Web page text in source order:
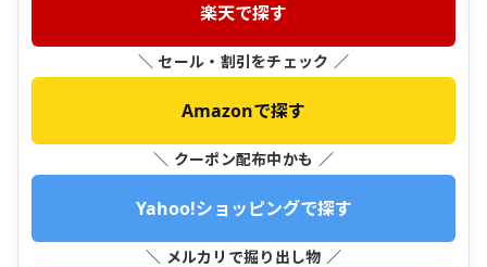
楽天で探す
＼ セール・割引をチェック ／
Amazonで探す
＼ クーポン配布中かも ／
Yahoo!ショッピングで探す
＼ メルカリで掘り出し物 ／